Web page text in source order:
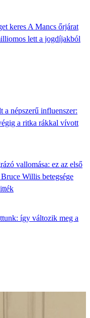
keres A Mancs őrjárat
lett a jogdíjakból
a népszerű influenszer:
a ritka rákkal vívott
vallomása: ez az első
Willis betegsége
így változik meg a